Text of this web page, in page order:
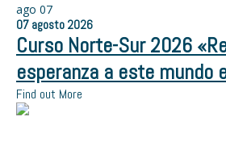
ago 07
07 agosto 2026
Curso Norte-Sur 2026
esperanza a este mundo
Find out More